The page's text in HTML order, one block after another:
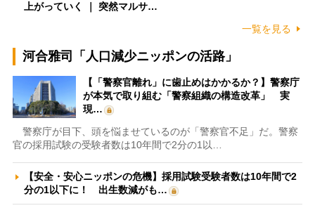
上がっていく ｜ 突然マルサ…
一覧を見る
河合雅司「人口減少ニッポンの活路」
【「警察官離れ」に歯止めはかかるか？】警察庁
が本気で取り組む「警察組織の構造改革」 実
現…
警察庁が目下、頭を悩ませているのが「警察官不足」だ。警察
官の採用試験の受験者数は10年間で2分の1以…
【安全・安心ニッポンの危機】採用試験受験者数は10年間で2
分の1以下に！ 出生数減がも…